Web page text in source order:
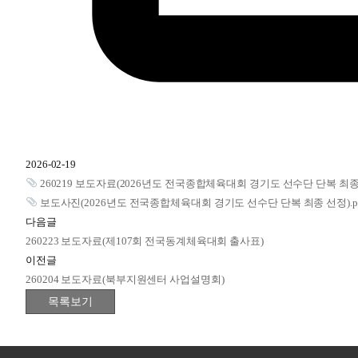
2026-02-19
260219 보도자료(2026년도 전국종합체육대회 경기도 선수단 단복 최
보도사진(2026년도 전국종합체육대회 경기도 선수단 단복 최종 선정
다음글
260223 보도자료(제107회 전국동계체육대회 출사표)
이전글
260204 보도자료(북부지원센터 사업설명회)